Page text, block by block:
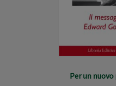
Per un